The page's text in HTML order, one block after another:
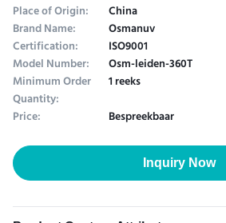
Place of Origin:
China
Brand Name: Osmanuv
Certification: ISO9001
Model Number: Osm-leiden-360T
Minimum Order
Quantity:
1 reeks
Price:
Bespreekbaar
Inquiry Now